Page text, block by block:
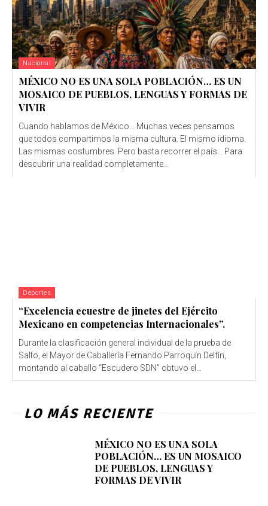
Nacional
MÉXICO NO ES UNA SOLA POBLACIÓN… ES UN
MOSAICO DE PUEBLOS, LENGUAS Y FORMAS DE
VIVIR
Cuando hablamos de México… Muchas veces pensamos
que todos compartimos la misma cultura. El mismo idioma.
Las mismas costumbres. Pero basta recorrer el país… Para
descubrir una realidad completamente...
Deportes
“Excelencia ecuestre de jinetes del Ejército
Mexicano en competencias Internacionales”.
Durante la clasificación general individual de la prueba de
Salto, el Mayor de Caballería Fernando Parroquín Delfín,
montando al caballo “Escudero SDN” obtuvo el...
LO MÁS RECIENTE
MÉXICO NO ES UNA SOLA
POBLACIÓN… ES UN MOSAICO
DE PUEBLOS, LENGUAS Y
FORMAS DE VIVIR